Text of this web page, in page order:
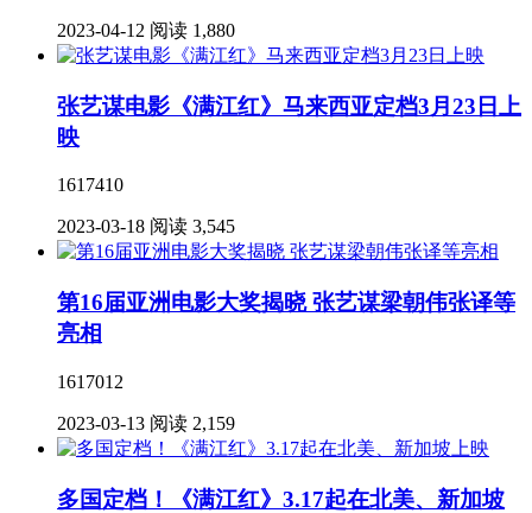
2023-04-12 阅读 1,880
张艺谋电影《满江红》马来西亚定档3月23日上
映
1617410
2023-03-18 阅读 3,545
第16届亚洲电影大奖揭晓 张艺谋梁朝伟张译等
亮相
1617012
2023-03-13 阅读 2,159
多国定档！《满江红》3.17起在北美、新加坡